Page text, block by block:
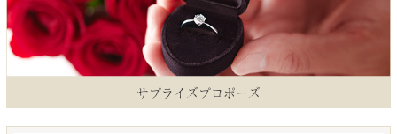
サプライズプロポーズ